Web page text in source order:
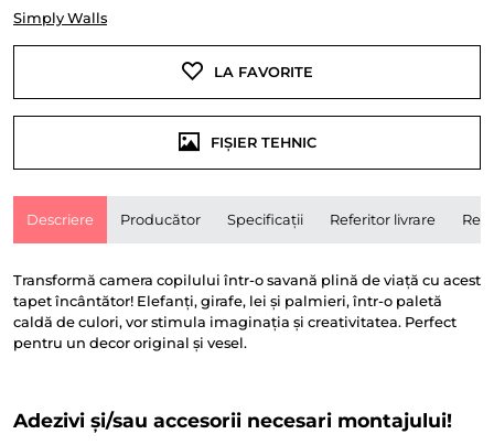
Simply Walls
LA FAVORITE
FIȘIER TEHNIC
Descriere Producător Specificații Referitor livrare
Transformă camera copilului într-o savană plină de viață cu acest
tapet încântător! Elefanți, girafe, lei și palmieri, într-o paletă
caldă de culori, vor stimula imaginația și creativitatea. Perfect
pentru un decor original și vesel.
Adezivi și/sau accesorii necesari montajului!